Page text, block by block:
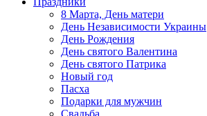
8 Марта, День матери
День Независимости Украины
День Рождения
День святого Валентина
День святого Патрика
Новый год
Пасха
Подарки для мужчин
Свадьба